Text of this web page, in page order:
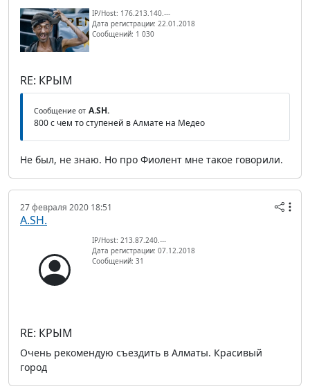
IP/Host: 176.213.140.---
Дата регистрации: 22.01.2018
Сообщений: 1 030
RE: КРЫМ
Сообщение от A.SH.
800 с чем то ступеней в Алмате на Медео
Не был, не знаю. Но про Фиолент мне такое говорили.
27 февраля 2020 18:51
A.SH.
IP/Host: 213.87.240.---
Дата регистрации: 07.12.2018
Сообщений: 31
RE: КРЫМ
Очень рекомендую съездить в Алматы. Красивый
город